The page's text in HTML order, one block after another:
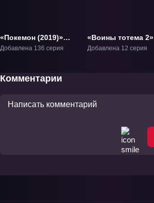
«Покемон (2019)»
ТВ-11
Добавлена 136 серия
«Воины тотема 2»
ТВ-2
Добавлена 12 серия
Комментарии